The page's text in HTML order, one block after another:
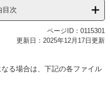
目次
ページID：0115301
更新日：2025年12月17日更新
る場合は、下記の各ファイル